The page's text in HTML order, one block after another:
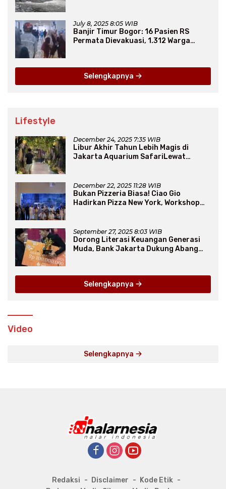
July 8, 2025 8:05 WIB
Banjir Timur Bogor: 16 Pasien RS
Permata Dievakuasi, 1.312 Warga
Selengkapnya
Lifestyle
December 24, 2025 7:35 WIB
Libur Akhir Tahun Lebih Magis di
Jakarta Aquarium SafariLewat
December 22, 2025 11:28 WIB
Bukan Pizzeria Biasa! Ciao Gio
Hadirkan Pizza New York, Workshop
September 27, 2025 8:03 WIB
Dorong Literasi Keuangan Generasi
Muda, Bank Jakarta Dukung Abang
Selengkapnya
Video
Selengkapnya
Redaksi Disclaimer
Kode Etik